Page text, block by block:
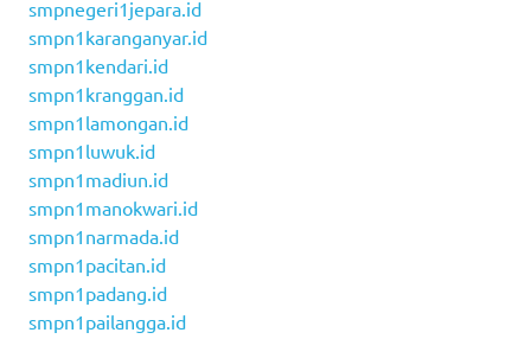
smpnegeri1jepara.id
smpn1karanganyar.id
smpn1kendari.id
smpn1kranggan.id
smpn1lamongan.id
smpn1luwuk.id
smpn1madiun.id
smpn1manokwari.id
smpn1narmada.id
smpn1pacitan.id
smpn1padang.id
smpn1pailangga.id